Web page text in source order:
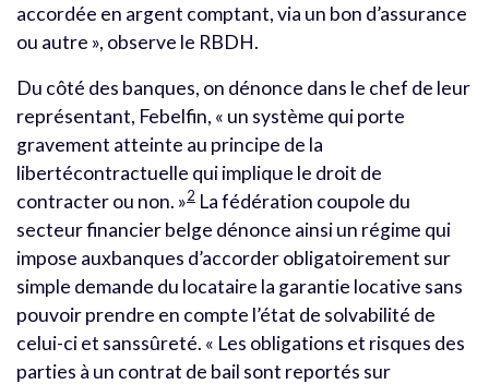
accordée en argent comptant, via un bon d’assurance
ou autre », observe le RBDH.
Du côté des banques, on dénonce dans le chef de leur
représentant, Febelfin, « un système qui porte
gravement atteinte au principe de la
libertécontractuelle qui implique le droit de
contracter ou non. »2 La fédération coupole du
secteur financier belge dénonce ainsi un régime qui
impose auxbanques d’accorder obligatoirement sur
simple demande du locataire la garantie locative sans
pouvoir prendre en compte l’état de solvabilité de
celui-ci et sanssûreté. « Les obligations et risques des
parties à un contrat de bail sont reportés sur